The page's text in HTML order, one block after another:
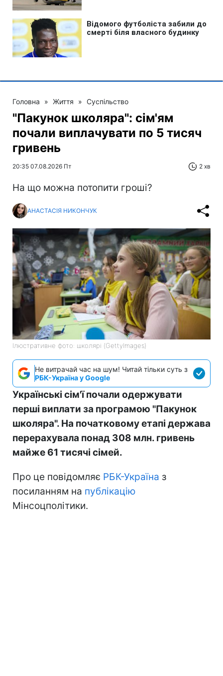
Головна » Життя » Суспільство
"Пакунок школяра": сім'ям
почали виплачувати по 5 тисяч
гривень
20:35 07.08.2026 Пт 2 хв
На що можна потопити гроші?
АНАСТАСІЯ НИКОНЧУК
Ілюстративне фото: школярі (GettyImages)
Не витрачай час на шум! Читай тільки суть з
РБК-Україна у Google
Українські сім'ї почали одержувати
перші виплати за програмою "Пакунок
школяра". На початковому етапі держава
перерахувала понад 308 млн. гривень
майже 61 тисячі сімей.
Про це повідомляє РБК-Україна з
посиланням на публікацію
Мінсоцполітики.